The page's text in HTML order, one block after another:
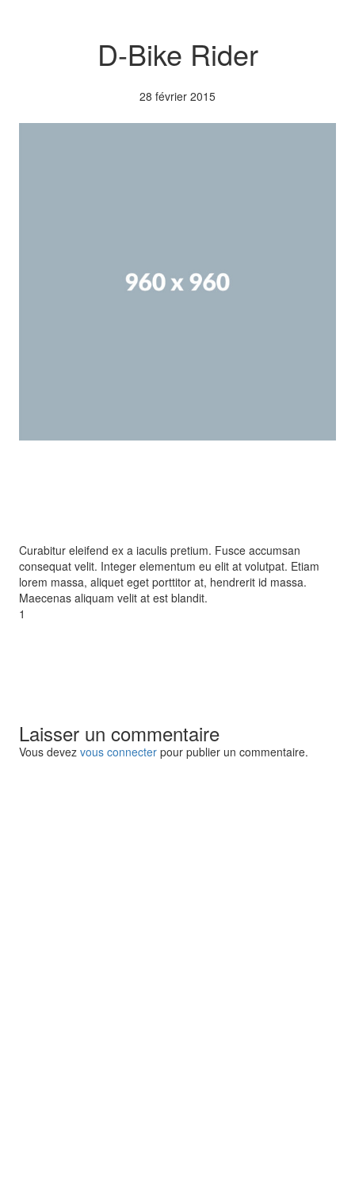
D-Bike Rider
28 février 2015
Curabitur eleifend ex a iaculis pretium. Fusce accumsan
consequat velit. Integer elementum eu elit at volutpat. Etiam
lorem massa, aliquet eget porttitor at, hendrerit id massa.
Maecenas aliquam velit at est blandit.
1
Laisser un commentaire
Vous devez vous connecter pour publier un commentaire.